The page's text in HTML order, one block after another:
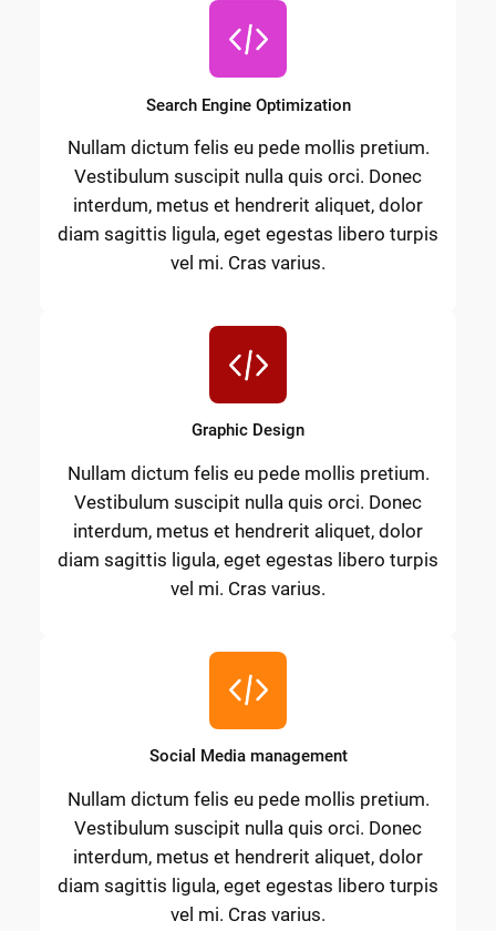
Search Engine Optimization
Nullam dictum felis eu pede mollis pretium.
Vestibulum suscipit nulla quis orci. Donec
interdum, metus et hendrerit aliquet, dolor
diam sagittis ligula, eget egestas libero turpis
vel mi. Cras varius.
Graphic Design
Nullam dictum felis eu pede mollis pretium.
Vestibulum suscipit nulla quis orci. Donec
interdum, metus et hendrerit aliquet, dolor
diam sagittis ligula, eget egestas libero turpis
vel mi. Cras varius.
Social Media management
Nullam dictum felis eu pede mollis pretium.
Vestibulum suscipit nulla quis orci. Donec
interdum, metus et hendrerit aliquet, dolor
diam sagittis ligula, eget egestas libero turpis
vel mi. Cras varius.